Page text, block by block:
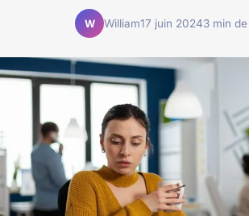
W William17 juin 20243 min